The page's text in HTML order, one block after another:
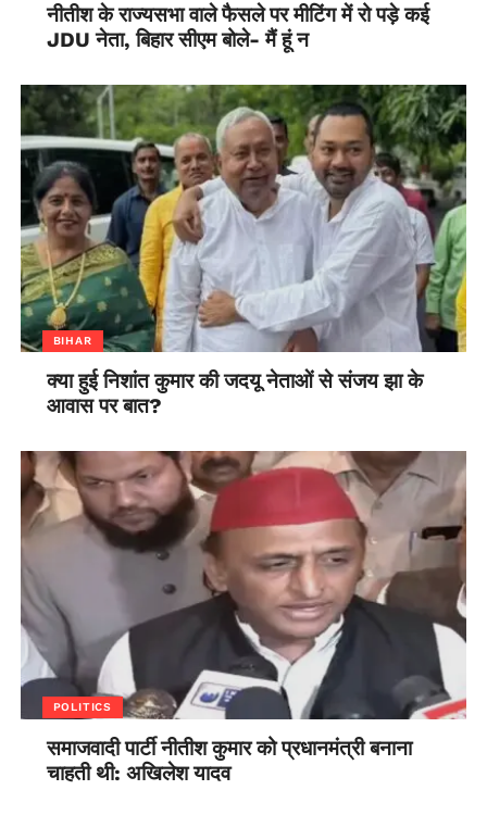
नीतीश के राज्यसभा वाले फैसले पर मीटिंग में रो पड़े कई
JDU नेता, बिहार सीएम बोले- मैं हूं न
BIHAR
क्या हुई निशांत कुमार की जदयू नेताओं से संजय झा के
आवास पर बात?
POLITICS
समाजवादी पार्टी नीतीश कुमार को प्रधानमंत्री बनाना
चाहती थी: अखिलेश यादव